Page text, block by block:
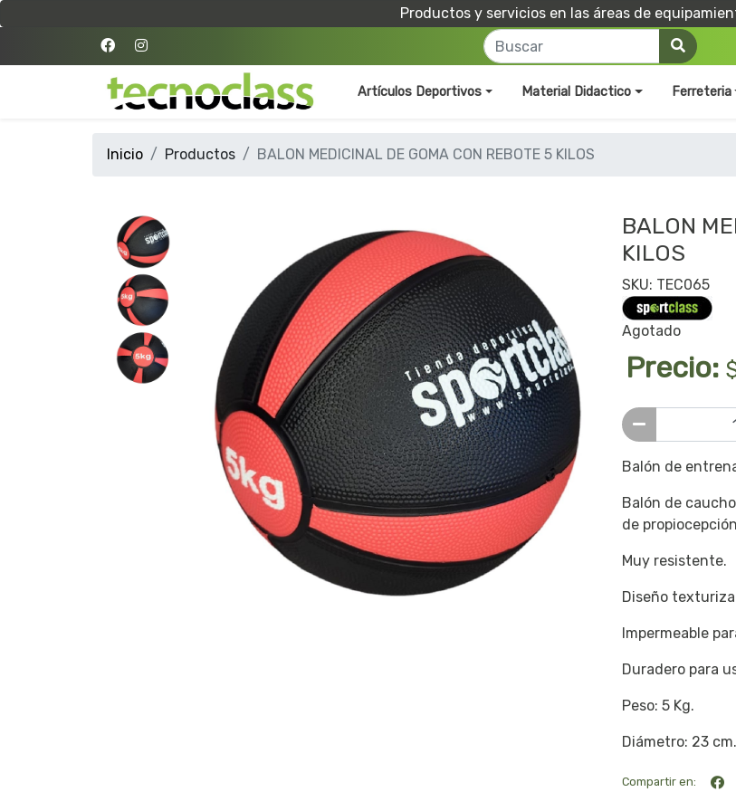
Productos y servicios en las áreas de
Artículos Deportivos Material Didactico Ferreteria
Inicio Productos BALON MEDICINAL DE GOMA CON REBOTE 5 KILOS
BALON
KILOS
SKU: TEC065
Agotado
Precio:
Balón de
Balón de
de
Muy resistente.
Diseño
Impermeable
Duradero para
Peso: 5 Kg.
Diámetro: 23 cm.
Compartir en: